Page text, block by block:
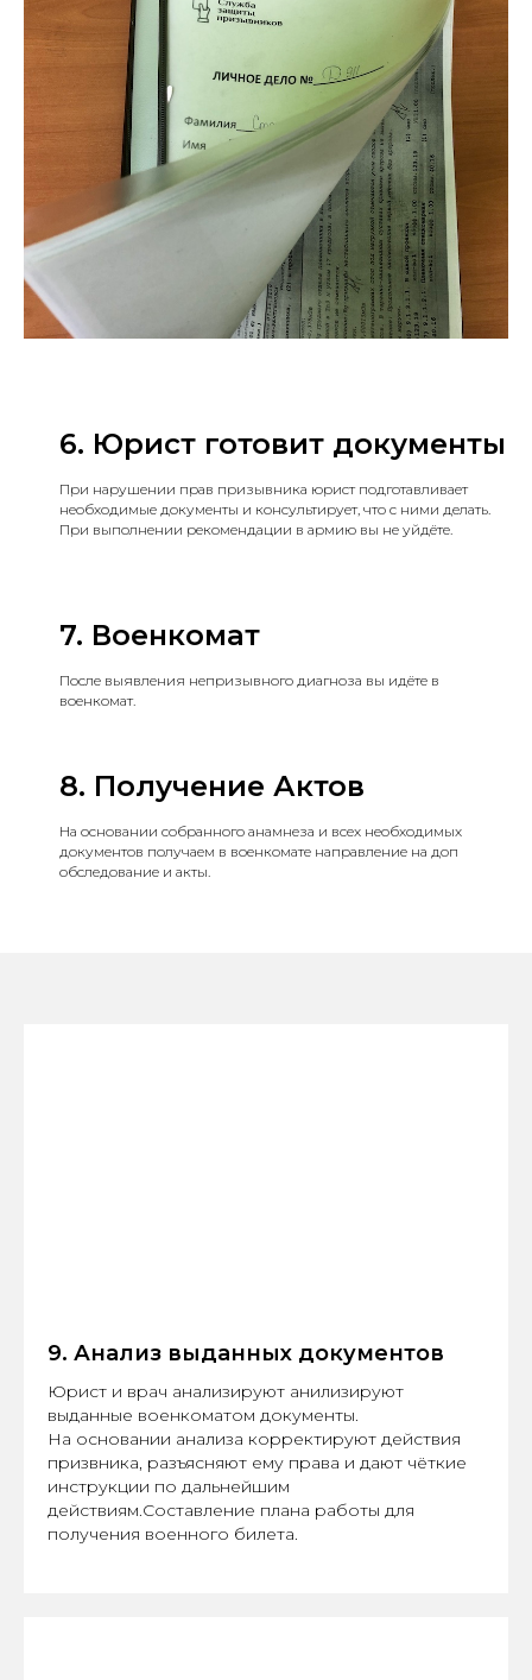
6. Юрист готовит документы
При нарушении прав призывника юрист подготавливает
необходимые документы и консультирует, что с ними делать.
При выполнении рекомендации в армию вы не уйдёте.
7. Военкомат
После выявления непризывного диагноза вы идёте в
военкомат.
8. Получение Актов
На основании собранного анамнеза и всех необходимых
документов получаем в военкомате направление на доп
обследование и акты.
9. Анализ выданных документов
Юрист и врач анализируют анилизируют
выданные военкоматом документы.
На основании анализа корректируют действия
призвника, разъясняют ему права и дают чёткие
инструкции по дальнейшим
действиям.Составление плана работы для
получения военного билета.